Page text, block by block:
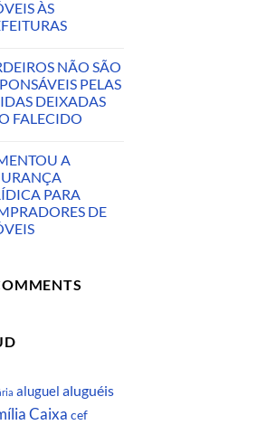
ÀS
NÃO SÃO
PELAS
DEIXADAS
FALECIDO
A
PARA
DE
aluguel aluguéis
Caixa cef